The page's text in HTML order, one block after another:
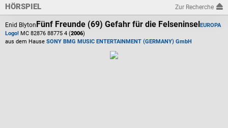
HÖRSPIEL Zur Recherche
Enid BlytonFünf Freunde (69) Gefahr für die FelseninselEUROPA
Logo! MC 82876 88775 4 (2006)
aus dem Hause SONY BMG MUSIC ENTERTAINMENT (GERMANY) GmbH